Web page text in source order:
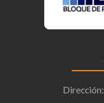
Dirección: